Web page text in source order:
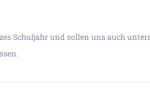
Schuljahr und sollen uns auch